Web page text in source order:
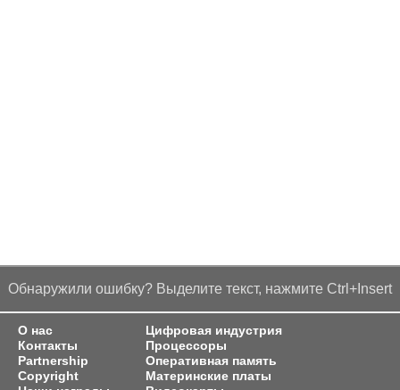
Обнаружили ошибку? Выделите текст, нажмите Ctrl+Insert
О нас
Контакты
Partnership
Copyright
Цифровая индустрия
Процессоры
Оперативная память
Материнские платы